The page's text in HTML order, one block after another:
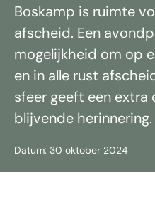
Boskamp is ruimte
afscheid. Een
mogelijkheid om op
en in alle rust
sfeer geeft een extra
blijvende herinnering.
Datum: 30 oktober 2024